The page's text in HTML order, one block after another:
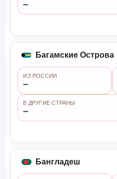
➖
Багамские Острова
ИЗ РОССИИ
➖
В ДРУГИЕ СТРАНЫ
➖
Бангладеш